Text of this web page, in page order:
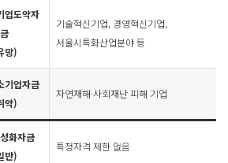
업도약자
금
망)
기술혁신기업, 경영혁신기업,
서울시특화산업분야 등
기업자금
약)
자연재해·사회재난 피해 기업
화자금
반)
특정자격 제한 없음